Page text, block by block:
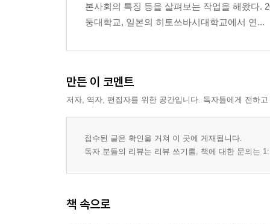
본사회의 특징 등을 살펴보는 작업을 해왔다.
둥대학교, 일본의 히토쓰바시대학교에서 연...
만든 이 코멘트
저자, 역자, 편집자를 위한 공간입니다. 독자들에게 전하
접수된 글은 확인을 거쳐 이 곳에 게재됩니다.
독자 분들의 리뷰는 리뷰 쓰기를, 책에 대한 문의는
책 속으로